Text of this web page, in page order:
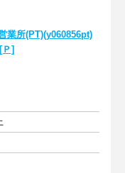
業所(PT)(y060856pt)
]